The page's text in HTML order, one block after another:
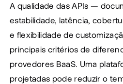
A qualidade das APIs —
estabilidade, latência,
e flexibilidade de
principais critérios de
provedores BaaS. Uma
projetadas pode reduzir o